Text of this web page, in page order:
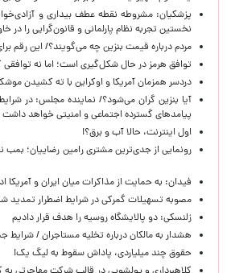
پزشکیان: مشروطه نقطه عطف بیداری و
نخستین تجربه نظام پارلمانی و قانون‌گرایی را در
مردم درباره قیمت بنزین چه می‌گویند؟/ این رقم
توافق هرمز در حال شکل‌گیری است؛ اما نه
دردسر همزمان آمریکا و اوکراین با ته کشیدن
آیا بنزین گران می‌شود؟/ نماینده مجلس: در
پیامدهای گسترده اجتماعی و امنیتی خواهد داشت
اول اینترنت، حالا آب و برق؟!
رونمایی از جدی‌ترین مشتری رامین رضاییان؛ بمب
فیدان: به حمایت از مذاکرات میان ایران و آمریکا
مصوبه تسهیلات گمرکی در شرایط اضطرار تمدید
زلنسکی: دو پالایشگاه روسیه را هدف قرار دادیم
هشدار به مالکان درباره تخلیه مستاجران / شرایط
حقوق چند میلیاردی، پاداش سقوط به لیگ یک!